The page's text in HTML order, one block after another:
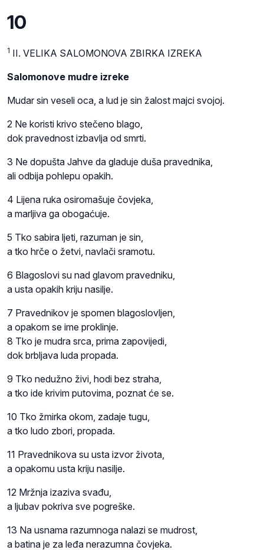
10
1 II. VELIKA SALOMONOVA ZBIRKA IZREKA
Salomonove mudre izreke
Mudar sin veseli oca, a lud je sin žalost majci svojoj.
2 Ne koristi krivo stečeno blago,
dok pravednost izbavlja od smrti.
3 Ne dopušta Jahve da gladuje duša pravednika,
ali odbija pohlepu opakih.
4 Lijena ruka osiromašuje čovjeka,
a marljiva ga obogaćuje.
5 Tko sabira ljeti, razuman je sin,
a tko hrče o žetvi, navlači sramotu.
6 Blagoslovi su nad glavom pravedniku,
a usta opakih kriju nasilje.
7 Pravednikov je spomen blagoslovljen,
a opakom se ime proklinje.
8 Tko je mudra srca, prima zapovijedi,
dok brbljava luda propada.
9 Tko nedužno živi, hodi bez straha,
a tko ide krivim putovima, poznat će se.
10 Tko žmirka okom, zadaje tugu,
a tko ludo zbori, propada.
11 Pravednikova su usta izvor života,
a opakomu usta kriju nasilje.
12 Mržnja izaziva svađu,
a ljubav pokriva sve pogreške.
13 Na usnama razumnoga nalazi se mudrost,
a batina je za leđa nerazumna čovjeka.